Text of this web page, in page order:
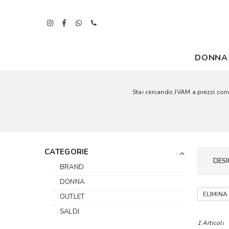
DONNA
Stai cercando JVAM a prezzi
CATEGORIE
BRAND
DONNA
OUTLET
SALDI
ELIMINA
1 Articoli